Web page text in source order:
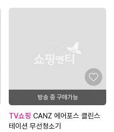
방송 중 구매가능
TV쇼핑
테이션 무선청소기